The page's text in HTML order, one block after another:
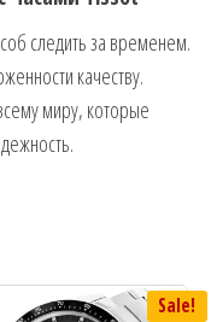
следить за временем.
качеству.
миру, которые
Sale!